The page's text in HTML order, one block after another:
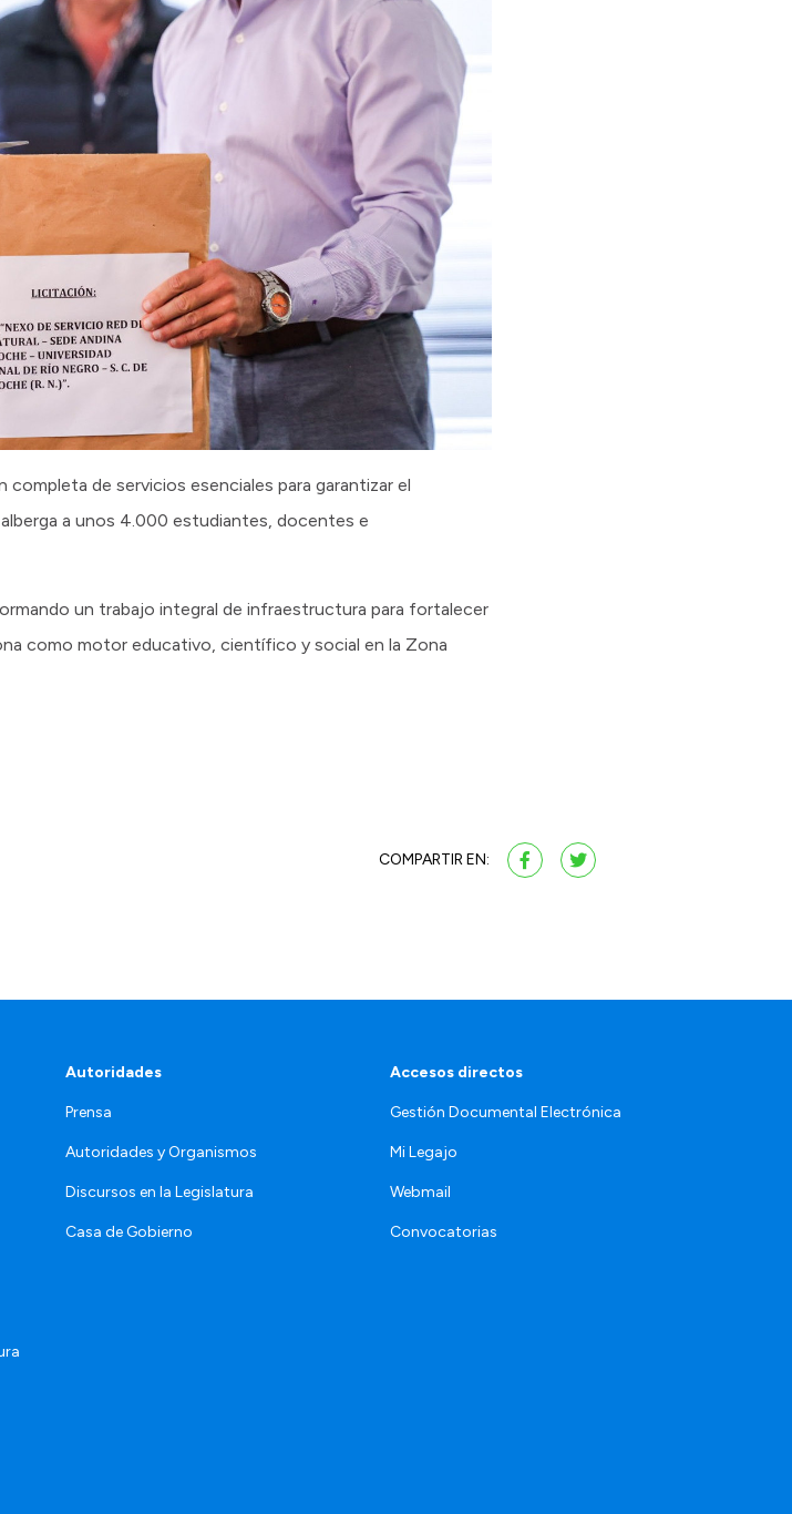
de servicios esenciales para garantizar el
a unos 4.000 estudiantes, docentes e
un trabajo integral de infraestructura para fortalecer
como motor educativo, científico y social en la Zona
COMPARTIR EN:
Autoridades
Prensa
Autoridades y Organismos
Discursos en la Legislatura
Casa de Gobierno
Accesos directos
Gestión Documental Electrónica
Mi Legajo
Webmail
Convocatorias